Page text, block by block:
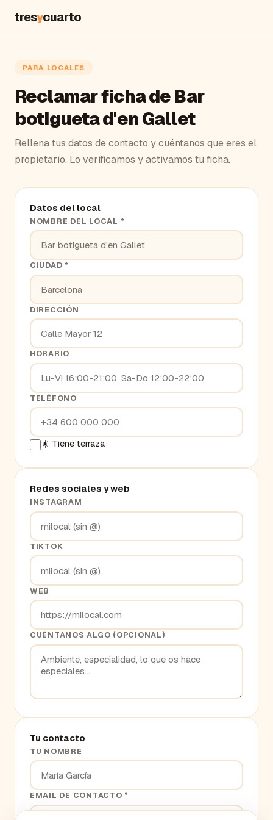
tresycuarto
PARA LOCALES
Reclamar ficha de Bar
botigueta d'en Gallet
Rellena tus datos de contacto y cuéntanos que eres el
propietario. Lo verificamos y activamos tu ficha.
Datos del local
NOMBRE DEL LOCAL *
CIUDAD *
DIRECCIÓN
HORARIO
TELÉFONO
☀️ Tiene terraza
Redes sociales y web
INSTAGRAM
TIKTOK
WEB
CUÉNTANOS ALGO (OPCIONAL)
Tu contacto
TU NOMBRE
EMAIL DE CONTACTO *